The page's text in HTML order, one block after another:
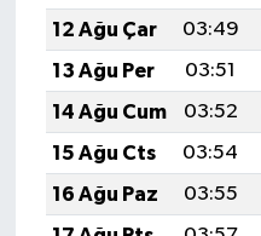
12 Ağu Çar
03:49
13 Ağu Per
03:51
14 Ağu Cum
03:52
15 Ağu Cts
03:54
16 Ağu Paz
03:55